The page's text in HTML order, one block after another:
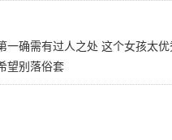
确需有过人之处 这个女孩太
望别落俗套